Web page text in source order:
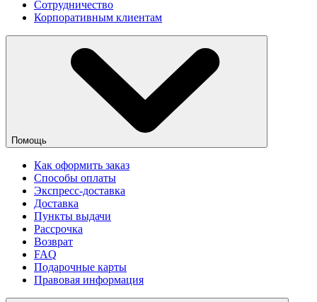
Сотрудничество
Корпоративным клиентам
Помощь
Как оформить заказ
Способы оплаты
Экспресс-доставка
Доставка
Пункты выдачи
Рассрочка
Возврат
FAQ
Подарочные карты
Правовая информация